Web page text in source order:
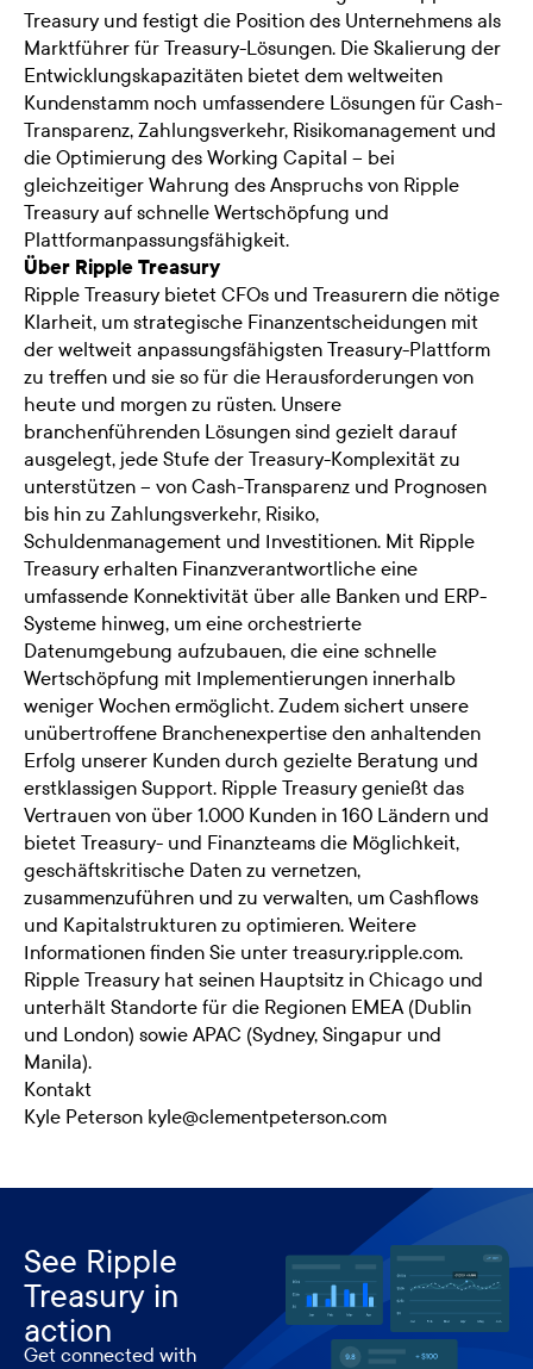
Treasury und festigt die Position des Unternehmens als
Marktführer für Treasury-Lösungen. Die Skalierung der
Entwicklungskapazitäten bietet dem weltweiten
Kundenstamm noch umfassendere Lösungen für Cash-
Transparenz, Zahlungsverkehr, Risikomanagement und
die Optimierung des Working Capital – bei
gleichzeitiger Wahrung des Anspruchs von Ripple
Treasury auf schnelle Wertschöpfung und
Plattformanpassungsfähigkeit.
Über Ripple Treasury
Ripple Treasury bietet CFOs und Treasurern die nötige
Klarheit, um strategische Finanzentscheidungen mit
der weltweit anpassungsfähigsten Treasury-Plattform
zu treffen und sie so für die Herausforderungen von
heute und morgen zu rüsten. Unsere
branchenführenden Lösungen sind gezielt darauf
ausgelegt, jede Stufe der Treasury-Komplexität zu
unterstützen – von Cash-Transparenz und Prognosen
bis hin zu Zahlungsverkehr, Risiko,
Schuldenmanagement und Investitionen. Mit Ripple
Treasury erhalten Finanzverantwortliche eine
umfassende Konnektivität über alle Banken und ERP-
Systeme hinweg, um eine orchestrierte
Datenumgebung aufzubauen, die eine schnelle
Wertschöpfung mit Implementierungen innerhalb
weniger Wochen ermöglicht. Zudem sichert unsere
unübertroffene Branchenexpertise den anhaltenden
Erfolg unserer Kunden durch gezielte Beratung und
erstklassigen Support. Ripple Treasury genießt das
Vertrauen von über 1.000 Kunden in 160 Ländern und
bietet Treasury- und Finanzteams die Möglichkeit,
geschäftskritische Daten zu vernetzen,
zusammenzuführen und zu verwalten, um Cashflows
und Kapitalstrukturen zu optimieren. Weitere
Informationen finden Sie unter treasury.ripple.com.
Ripple Treasury hat seinen Hauptsitz in Chicago und
unterhält Standorte für die Regionen EMEA (Dublin
und London) sowie APAC (Sydney, Singapur und
Manila).
Kontakt
Kyle Peterson kyle@clementpeterson.com
See Ripple
Treasury in
action
Get connected with